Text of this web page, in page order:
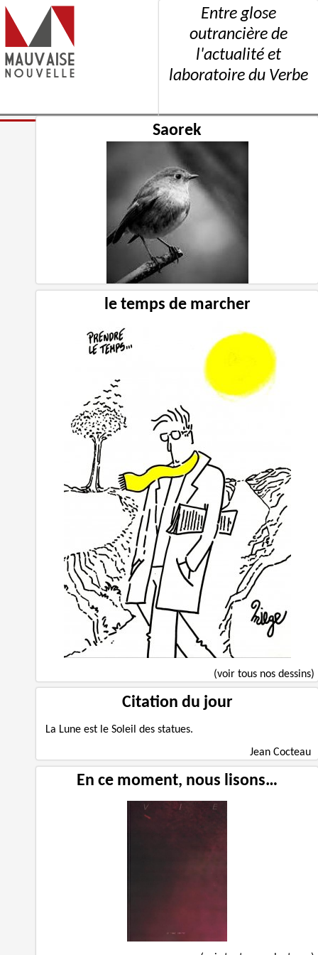
Entre glose
outrancière de
l'actualité et
laboratoire du Verbe
Saorek
le temps de marcher
(voir tous nos dessins)
Citation du jour
La Lune est le Soleil des statues.
Jean Cocteau
En ce moment, nous lisons…